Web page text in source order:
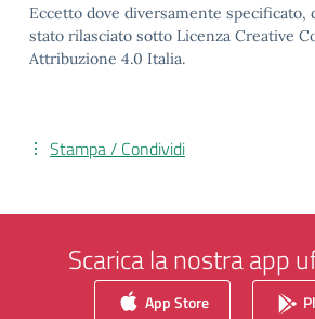
Eccetto dove diversamente specificato,
stato rilasciato sotto Licenza Creative
Attribuzione 4.0 Italia.
Stampa / Condividi
Scarica la nostra app
App Store